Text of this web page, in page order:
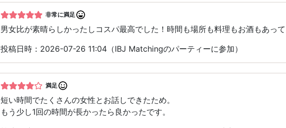
非常に満足
男女比が素晴らしかったしコスパ最高でした！時間も場所も料理もお酒もあっ
投稿日時：2026-07-26 11:04（IBJ Matchingのパーティーに参加）
満足
短い時間でたくさんの女性とお話しできたため。
もう少し1回の時間が長かったら良かったです。